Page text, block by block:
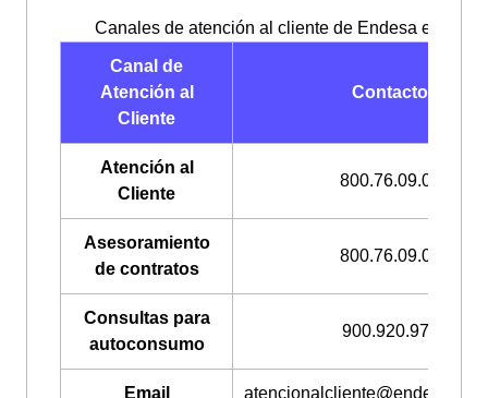
Canales de atención al cliente de Endesa en
Canal de
Atención al
Cliente
Contacto
Atención al
Cliente
800.76.09.09
Asesoramiento
de contratos
800.76.09.09
Consultas para
autoconsumo
900.920.974
Email